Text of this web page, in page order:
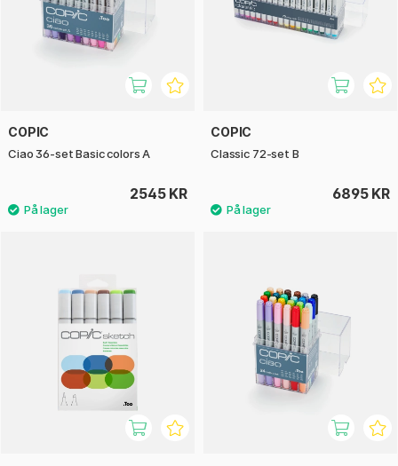
COPIC
Ciao 36-set Basic colors A
2545 KR
COPIC
Classic 72-set B
6895 KR